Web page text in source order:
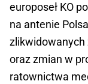
europoseł KO
na antenie
zlikwidowanych
oraz zmian w
ratownictwa